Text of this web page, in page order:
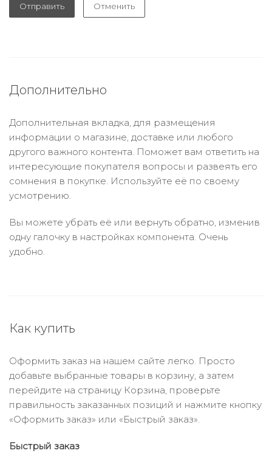
Отправить Отменить
Дополнительно
Дополнительная вкладка, для размещения
информации о магазине, доставке или любого
другого важного контента. Поможет вам ответить на
интересующие покупателя вопросы и развеять его
сомнения в покупке. Используйте её по своему
усмотрению.
Вы можете убрать её или вернуть обратно, изменив
одну галочку в настройках компонента. Очень
удобно.
Как купить
Оформить заказ на нашем сайте легко. Просто
добавьте выбранные товары в корзину, а затем
перейдите на страницу Корзина, проверьте
правильность заказанных позиций и нажмите кнопку
«Оформить заказ» или «Быстрый заказ».
Быстрый заказ